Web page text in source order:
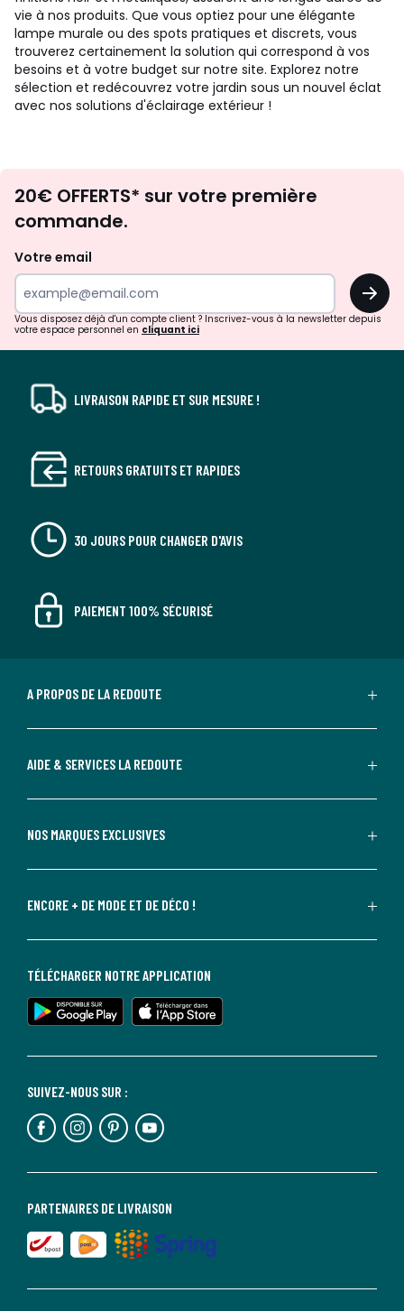
vie à nos produits. Que vous optiez pour une élégante
lampe murale ou des spots pratiques et discrets, vous
trouverez certainement la solution qui correspond à vos
besoins et à votre budget sur notre site. Explorez notre
sélection et redécouvrez votre jardin sous un nouvel éclat
avec nos solutions d'éclairage extérieur !
d'inspirations
surprises?
20€ OFFERTS* sur votre première
commande.
Votre email
OK
Vous disposez déjà d'un compte client ? Inscrivez-vous à la newsletter depuis
votre espace personnel en cliquant ici
LIVRAISON RAPIDE ET SUR MESURE !
RETOURS GRATUITS ET RAPIDES
30 JOURS POUR CHANGER D'AVIS
PAIEMENT 100% SÉCURISÉ
A PROPOS DE LA REDOUTE
AIDE & SERVICES LA REDOUTE
NOS MARQUES EXCLUSIVES
ENCORE + DE MODE ET DE DÉCO !
PARTENAIRES DE LIVRAISON
SUIVEZ-NOUS SUR :
TÉLÉCHARGER NOTRE APPLICATION